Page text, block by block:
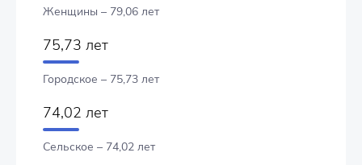
Женщины – 79,06 лет
75,73 лет
Городское – 75,73 лет
74,02 лет
Сельское – 74,02 лет